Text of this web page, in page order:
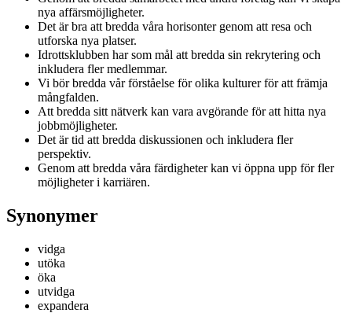
nya affärsmöjligheter.
Det är bra att bredda våra horisonter genom att resa och
utforska nya platser.
Idrottsklubben har som mål att bredda sin rekrytering och
inkludera fler medlemmar.
Vi bör bredda vår förståelse för olika kulturer för att främja
mångfalden.
Att bredda sitt nätverk kan vara avgörande för att hitta nya
jobbmöjligheter.
Det är tid att bredda diskussionen och inkludera fler
perspektiv.
Genom att bredda våra färdigheter kan vi öppna upp för fler
möjligheter i karriären.
Synonymer
vidga
utöka
öka
utvidga
expandera